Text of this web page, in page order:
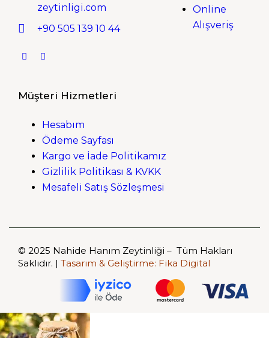
zeytinligi.com
+90 505 139 10 44
Online
Alışveriş
Müşteri Hizmetleri
Hesabım
Ödeme Sayfası
Kargo ve İade Politikamız
Gizlilik Politikası & KVKK
Mesafeli Satış Sözleşmesi
© 2025 Nahide Hanım Zeytinliği – Tüm Hakları
Saklıdır. | Tasarım & Geliştirme: Fika Digital